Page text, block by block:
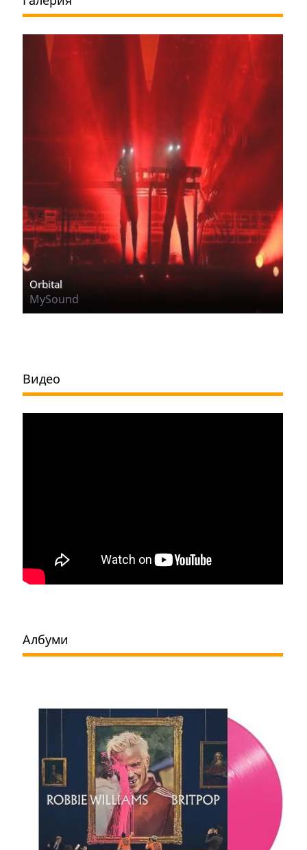
Orbital
MySound
Видео
Албуми